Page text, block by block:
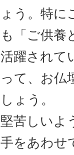
ょう。特に
も「ご供
活躍されて
って、お仏
しょう。
堅苦しいよ
手をあわせ